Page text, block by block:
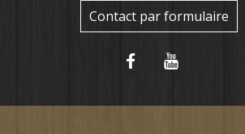
Contact par formulaire